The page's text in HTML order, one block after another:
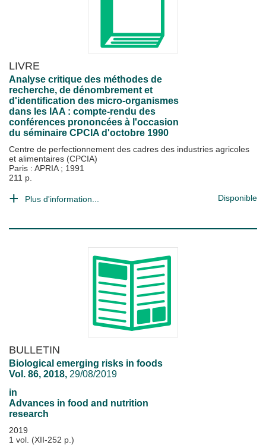
LIVRE
Analyse critique des méthodes de
recherche, de dénombrement et
d'identification des micro-organismes
dans les IAA : compte-rendu des
conférences prononcées à l'occasion
du séminaire CPCIA d'octobre 1990
Centre de perfectionnement des cadres des industries agricoles
et alimentaires (CPCIA)
Paris : APRIA ; 1991
211 p.
Plus d'information... Disponible
BULLETIN
Biological emerging risks in foods
Vol. 86, 2018, 29/08/2019
in
Advances in food and nutrition
research
2019
1 vol. (XII-252 p.)